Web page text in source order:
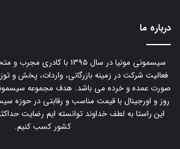
درباره ما
سیسمونی مونیا در سال 1395
فعالیت شرکت در زمینه بازرگانی، واردات، پخش و
صورت عمده و خرده می باشد. هدف مجموعه
روز و اورجینال با قیمت مناسب و رقابتی در حوزه
این راستا به لطف خداوند توانسته ایم رضایت
کشور کسب کنیم.